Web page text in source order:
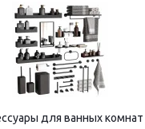
для ванных комнат